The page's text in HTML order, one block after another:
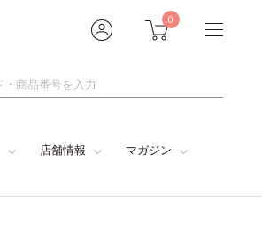
0
店舗情報 マガジン